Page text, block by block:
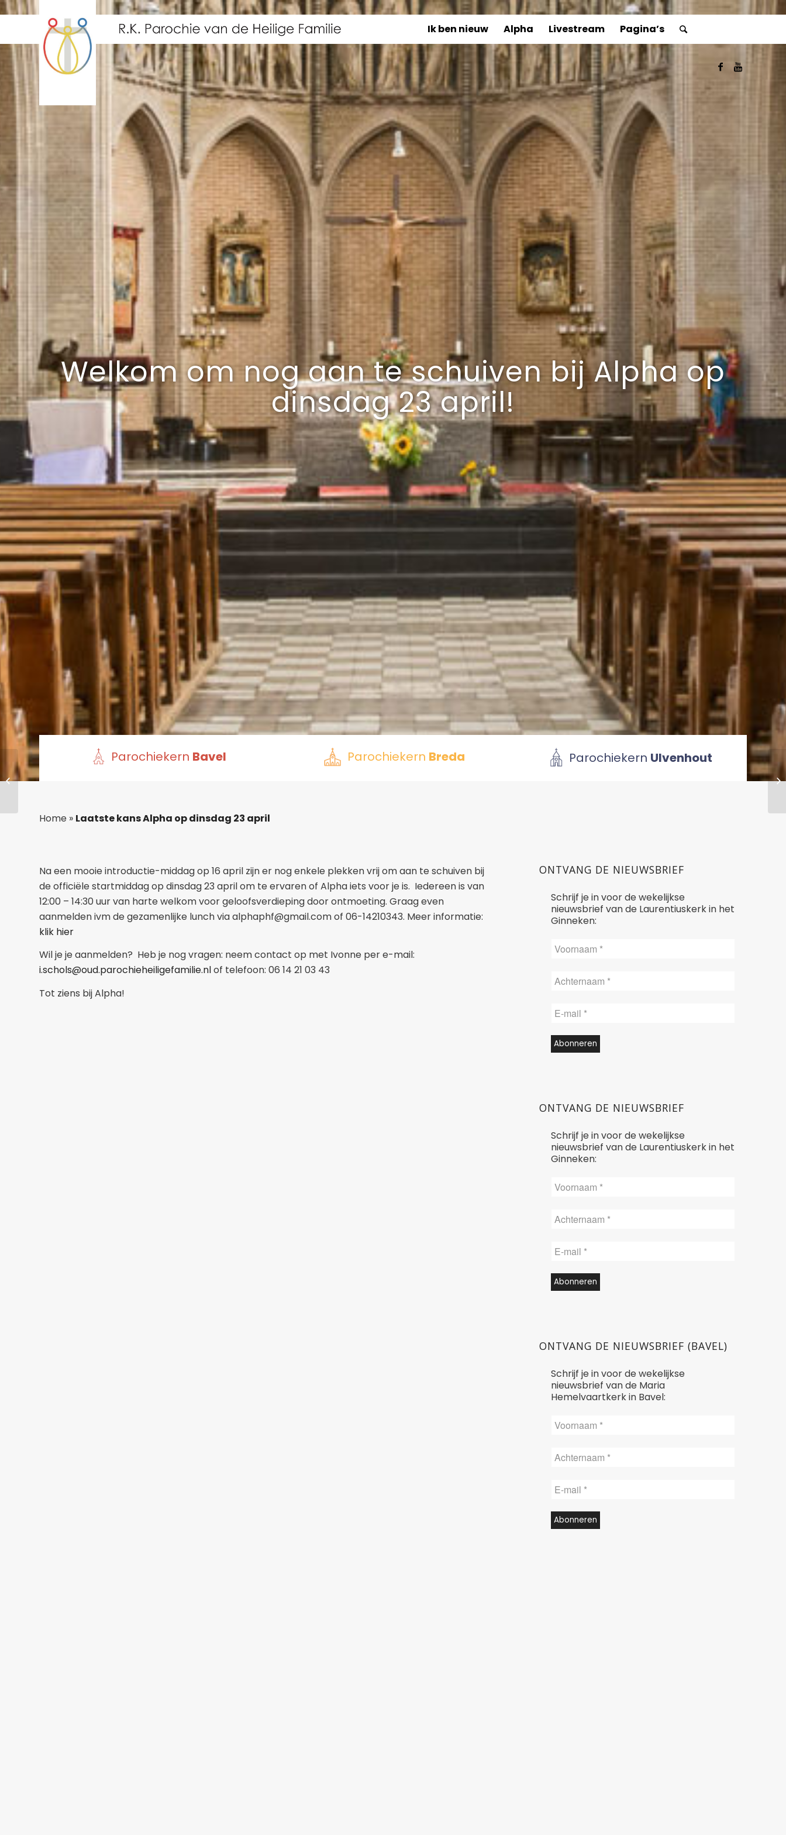
Ik ben nieuw Alpha Livestream Pagina’s
Welkom om nog aan te schuiven bij Alpha op
dinsdag 23 april!
Parochiekern Bavel Parochiekern Breda Parochiekern Ulvenhout
Home » Laatste kans Alpha op dinsdag 23 april
Na een mooie introductie-middag op 16 april zijn er nog enkele plekken vrij om aan te schuiven bij
de officiële startmiddag op dinsdag 23 april om te ervaren of Alpha iets voor je is. Iedereen is van
12:00 – 14:30 uur van harte welkom voor geloofsverdieping door ontmoeting. Graag even
aanmelden ivm de gezamenlijke lunch via alphaphf@gmail.com of 06-14210343. Meer informatie:
klik hier
Wil je je aanmelden? Heb je nog vragen: neem contact op met Ivonne per e-mail:
i.schols@oud.parochieheiligefamilie.nlof telefoon: 06 14 21 03 43
Tot ziens bij Alpha!
ONTVANG DE NIEUWSBRIEF
Schrijf je in voor de wekelijkse
nieuwsbrief van de Laurentiuskerk in het
Ginneken:
ONTVANG DE NIEUWSBRIEF
Schrijf je in voor de wekelijkse
nieuwsbrief van de Laurentiuskerk in het
Ginneken:
ONTVANG DE NIEUWSBRIEF (BAVEL)
Schrijf je in voor de wekelijkse
nieuwsbrief van de Maria
Hemelvaartkerk in Bavel:
Reliekschrijn van de
H. Bernadette in